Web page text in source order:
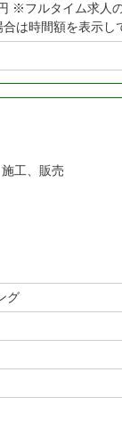
※フルタイム求人
は時間額を表示し
工、販売
グ